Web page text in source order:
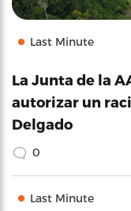
Last Minute
La Junta de la
autorizar un
Delgado
0
Last Minute